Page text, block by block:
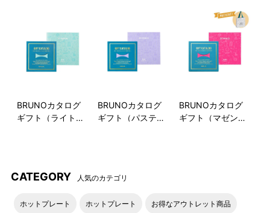
BRUNOカタログ
ギフト（ライトブ
BRUNOカタログ
ギフト（パステル
BRUNOカタログ
ギフト（マゼンタ
CATEGORY 人気のカテゴリ
ホットプレート ホットプレート お得なアウトレット商品